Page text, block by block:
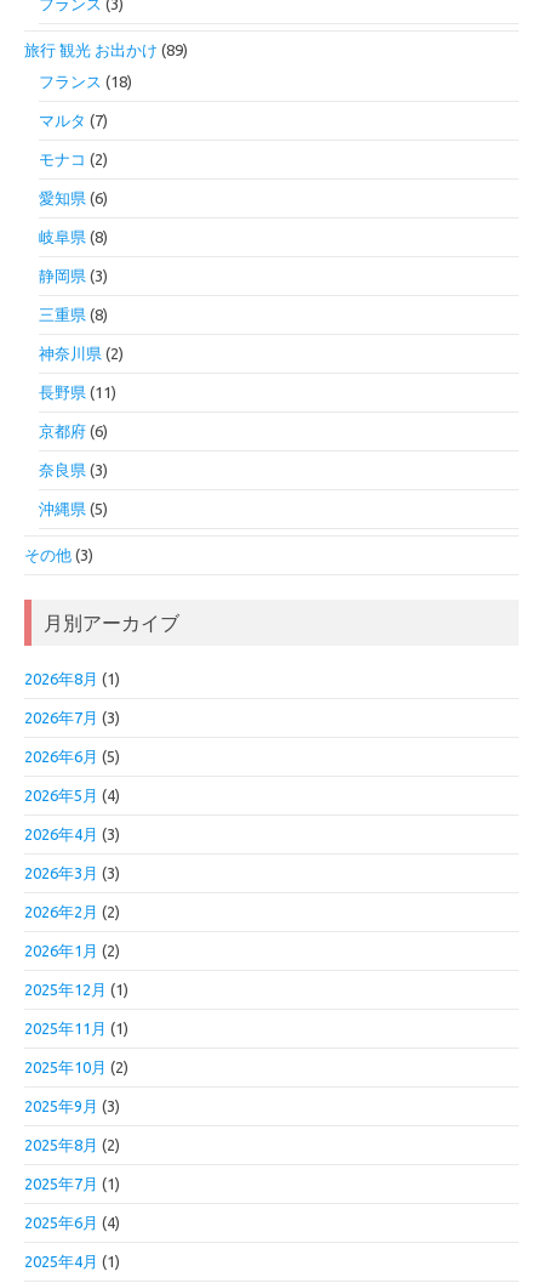
旅行 観光 お出かけ (89)
フランス (18)
マルタ (7)
モナコ (2)
愛知県 (6)
岐阜県 (8)
静岡県 (3)
三重県 (8)
神奈川県 (2)
長野県 (11)
京都府 (6)
奈良県 (3)
沖縄県 (5)
その他 (3)
月別アーカイブ
2026年8月 (1)
2026年7月 (3)
2026年6月 (5)
2026年5月 (4)
2026年4月 (3)
2026年3月 (3)
2026年2月 (2)
2026年1月 (2)
2025年12月 (1)
2025年11月 (1)
2025年10月 (2)
2025年9月 (3)
2025年8月 (2)
2025年7月 (1)
2025年6月 (4)
2025年4月 (1)